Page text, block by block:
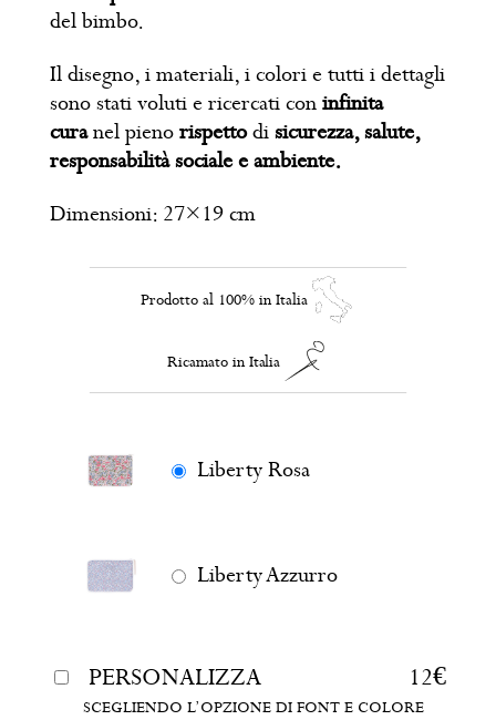
del bimbo.
Il disegno, i materiali, i colori e tutti i dettagli
sono stati voluti e ricercati coninfinita
curanel pienorispettodisicurezza, salute,
responsabilità sociale e ambiente.
Dimensioni: 27×19 cm
Prodotto al 100% in Italia
Ricamato in Italia
Liberty Rosa
Liberty Azzurro
PERSONALIZZA 12€
SCEGLIENDO L’OPZIONE DI FONT E COLORE